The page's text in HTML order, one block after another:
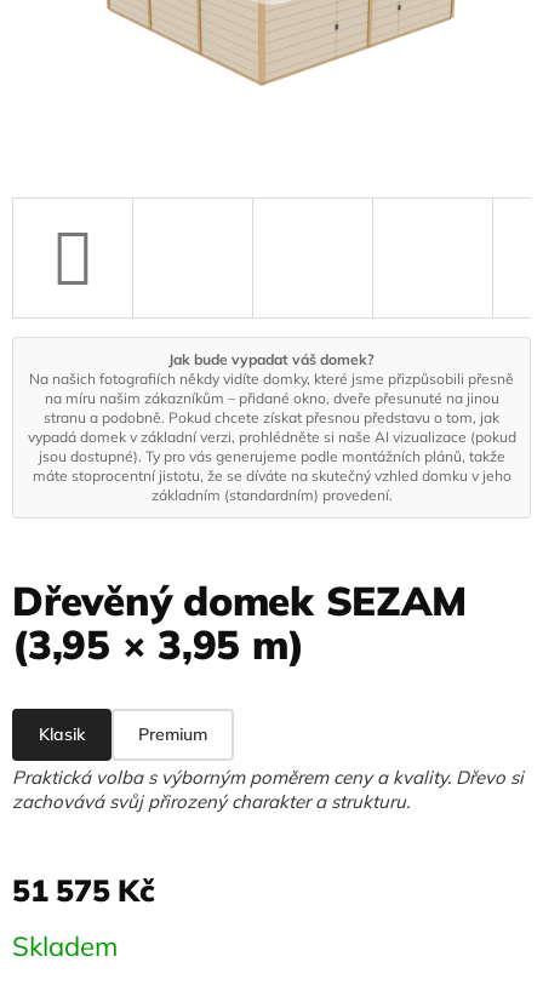
Jak bude vypadat váš domek?
Na našich fotografiích někdy vidíte domky, které jsme přizpůsobili přesně
na míru našim zákazníkům – přidané okno, dveře přesunuté na jinou
stranu a podobně. Pokud chcete získat přesnou představu o tom, jak
vypadá domek v základní verzi, prohlédněte si naše AI vizualizace (pokud
jsou dostupné). Ty pro vás generujeme podle montážních plánů, takže
máte stoprocentní jistotu, že se díváte na skutečný vzhled domku v jeho
základním (standardním) provedení.
Dřevěný domek SEZAM
(3,95 × 3,95 m)
Klasik Premium
Praktická volba s výborným poměrem ceny a kvality. Dřevo si
zachovává svůj přirozený charakter a strukturu.
51 575 Kč
Měrná
Skladem